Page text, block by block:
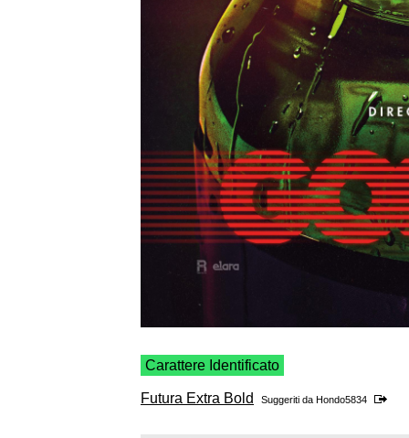
Carattere Identificato
Futura Extra Bold Suggeriti da Hondo5834